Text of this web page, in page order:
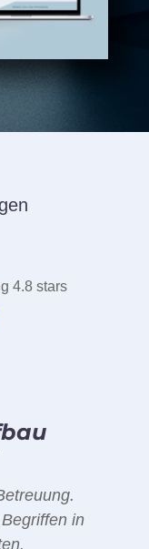
4.8 stars
in